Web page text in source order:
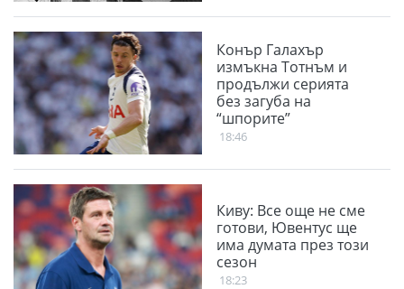
Конър Галахър
измъкна Тотнъм и
продължи серията
без загуба на
“шпорите”
18:46
Киву: Все още не сме
готови, Ювентус ще
има думата през този
сезон
18:23